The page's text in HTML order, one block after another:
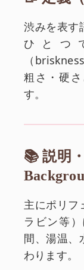
渋みを表す
ひとつ
（
粗さ・硬
す。
📚 説明
主にポリフ
ラビン等
間、湯温、
わります。